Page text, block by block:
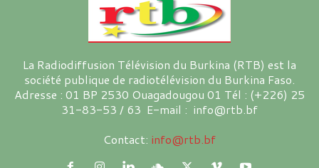
La Radiodiffusion Télévision du Burkina (RTB) est la
société publique de radiotélévision du Burkina Faso.
Adresse : 01 BP 2530 Ouagadougou 01 Tél : (+226) 25
31-83-53 / 63 E-mail : info@rtb.bf
Contact: info@rtb.bf